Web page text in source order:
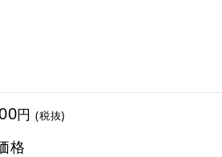
円(税抜)
格